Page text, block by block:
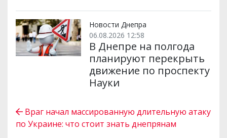
Новости Днепра
06.08.2026 12:58
В Днепре на полгода
планируют перекрыть
движение по проспекту
Науки
Враг начал массированную длительную атаку
по Украине: что стоит знать днепрянам